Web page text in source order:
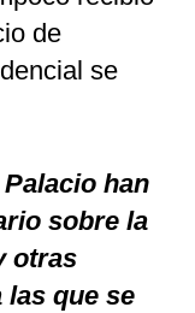
de
se
han
sobre la
otras
que se